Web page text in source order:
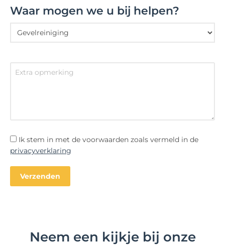
Waar mogen we u bij helpen?
Ik stem in met de voorwaarden zoals vermeld in de
privacyverklaring
Neem een kijkje bij onze